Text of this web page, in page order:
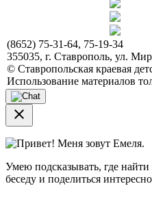
(8652) 75-31-64, 75-19-34
355035, г. Ставрополь, ул.
© Ставропольская краевая
Использование материалов
close
Привет! Меня зовут Емеля.
Умею подсказывать, где
беседу и поделиться